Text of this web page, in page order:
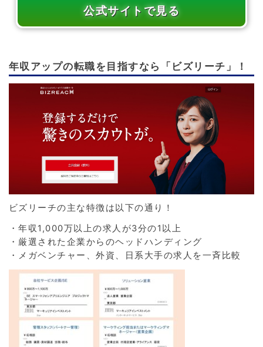
公式サイトで見る
年収アップの転職を目指すなら「ビズリーチ」！
ビズリーチの主な特徴は以下の通り！
・年収1,000万以上の求人が3分の1以上
・厳選された企業からのヘッドハンディング
・メガベンチャー、外資、日系大手の求人を一斉比較